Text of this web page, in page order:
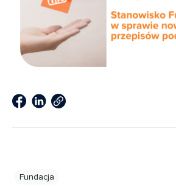
Fundacja